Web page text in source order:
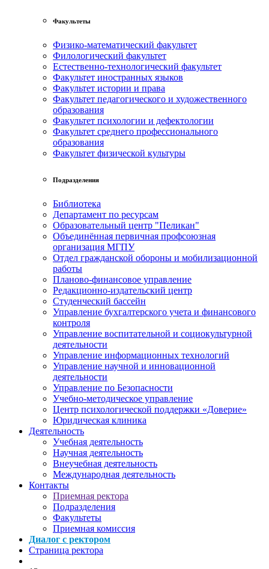
Факультеты
Физико-математический факультет
Филологический факультет
Естественно-технологический факультет
Факультет иностранных языков
Факультет истории и права
Факультет педагогического и художественного
образования
Факультет психологии и дефектологии
Факультет среднего профессионального
образования
Факультет физической культуры
Подразделения
Библиотека
Департамент по ресурсам
Образовательный центр "Пеликан"
Объединённая первичная профсоюзная
организация МГПУ
Отдел гражданской обороны и мобилизационной
работы
Планово-финансовое управление
Редакционно-издательский центр
Студенческий бассейн
Управление бухгалтерского учета и финансового
контроля
Управление воспитательной и социокультурной
деятельности
Управление информационных технологий
Управление научной и инновационной
деятельности
Управление по Безопасности
Учебно-методическое управление
Центр психологической поддержки «Доверие»
Юридическая клиника
Деятельность
Учебная деятельность
Научная деятельность
Внеучебная деятельность
Международная деятельность
Контакты
Приемная ректора
Подразделения
Факультеты
Приемная комиссия
Диалог с ректором
Страница ректора